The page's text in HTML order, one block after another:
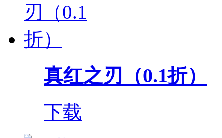
真红之刃（0.1折）
下载